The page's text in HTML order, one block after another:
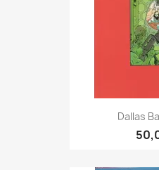
Dallas